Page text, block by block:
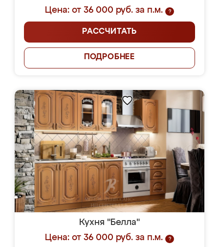
Цена: от 36 000 руб. за п.м.
?
РАССЧИТАТЬ
ПОДРОБНЕЕ
Кухня "Белла"
Цена: от 36 000 руб. за п.м.
?